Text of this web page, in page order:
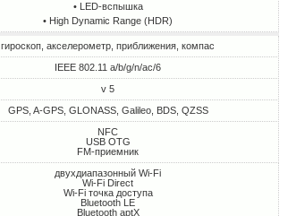
• LED-вспышка
• High Dynamic Range (HDR)
гироскоп, акселерометр, приближения, компас
IEEE 802.11 a/b/g/n/ac/6
v 5
GPS, A-GPS, GLONASS, Galileo, BDS, QZSS
NFC
USB OTG
FM-приемник
двухдиапазонный Wi-Fi
Wi-Fi Direct
Wi-Fi точка доступа
Bluetooth LE
Bluetooth aptX